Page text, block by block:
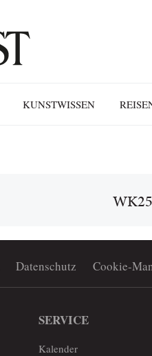
KUNSTWISSEN
Datenschutz Cookie-
SERVICE
Kalender